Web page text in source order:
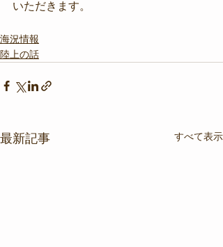
いただきます。
海況情報
陸上の話
最新記事 すべて表示